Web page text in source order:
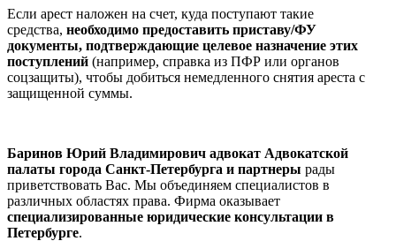
Если арест наложен на счет, куда поступают такие
средства, необходимо предоставить приставу/ФУ
документы, подтверждающие целевое назначение этих
поступлений (например, справка из ПФР или органов
соцзащиты), чтобы добиться немедленного снятия ареста с
защищенной суммы.
Баринов Юрий Владимирович адвокат Адвокатской
палаты города Санкт-Петербурга и партнеры рады
приветствовать Вас. Мы объединяем специалистов в
различных областях права. Фирма оказывает
специализированные юридические консультации в
Петербурге.